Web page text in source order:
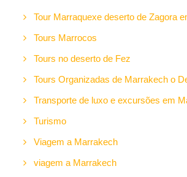
Tour Marraquexe deserto de Zagora
Tours Marrocos
Tours no deserto de Fez
Tours Organizadas de Marrakech o
Transporte de luxo e excursões em
Turismo
Viagem a Marrakech
viagem a Marrakech